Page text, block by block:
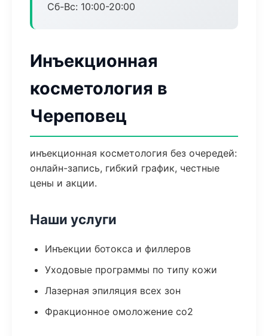
Сб-Вс: 10:00-20:00
Инъекционная
косметология в
Череповец
инъекционная косметология без очередей:
онлайн-запись, гибкий график, честные
цены и акции.
Наши услуги
Инъекции ботокса и филлеров
Уходовые программы по типу кожи
Лазерная эпиляция всех зон
Фракционное омоложение co2